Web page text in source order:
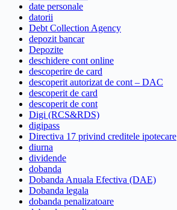
date personale
datorii
Debt Collection Agency
depozit bancar
Depozite
deschidere cont online
descoperire de card
descoperit autorizat de cont – DAC
descoperit de card
descoperit de cont
Digi (RCS&RDS)
digipass
Directiva 17 privind creditele ipotecare
diurna
dividende
dobanda
Dobanda Anuala Efectiva (DAE)
Dobanda legala
dobanda penalizatoare